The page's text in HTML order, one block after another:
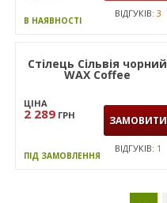
6
Стілець поворотний
ЦІНА
КУПИТИ